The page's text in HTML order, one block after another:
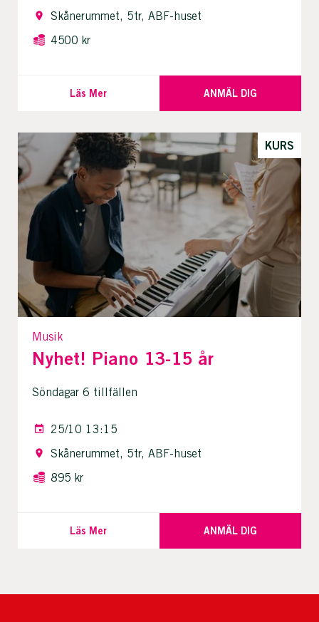
Skånerummet, 5tr, ABF-huset
4500 kr
Läs Mer ANMÄL DIG
KURS
Musik
Nyhet! Piano 13-15 år
Söndagar 6 tillfällen
25/10 13:15
Skånerummet, 5tr, ABF-huset
895 kr
Läs Mer ANMÄL DIG